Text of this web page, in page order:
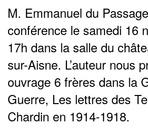
M. Emmanuel du
conférence le samedi 16
17h dans la salle du
sur-Aisne. L’auteur nous
ouvrage 6 frères dans la
Guerre, Les lettres des
Chardin en 1914-1918.